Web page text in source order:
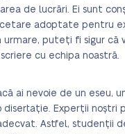
de lucrări. Ei sunt
adoptate pentru
urmare, puteți fi sigur că
cu echipa noastră.
ai nevoie de un eseu,
disertație. Experții noștri
Astfel, studenții